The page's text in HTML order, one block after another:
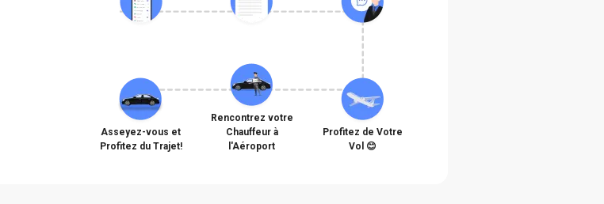
Asseyez-vous et
Profitez du Trajet!
Rencontrez votre
Chauffeur à
l'Aéroport
Profitez de Votre
Vol 😊